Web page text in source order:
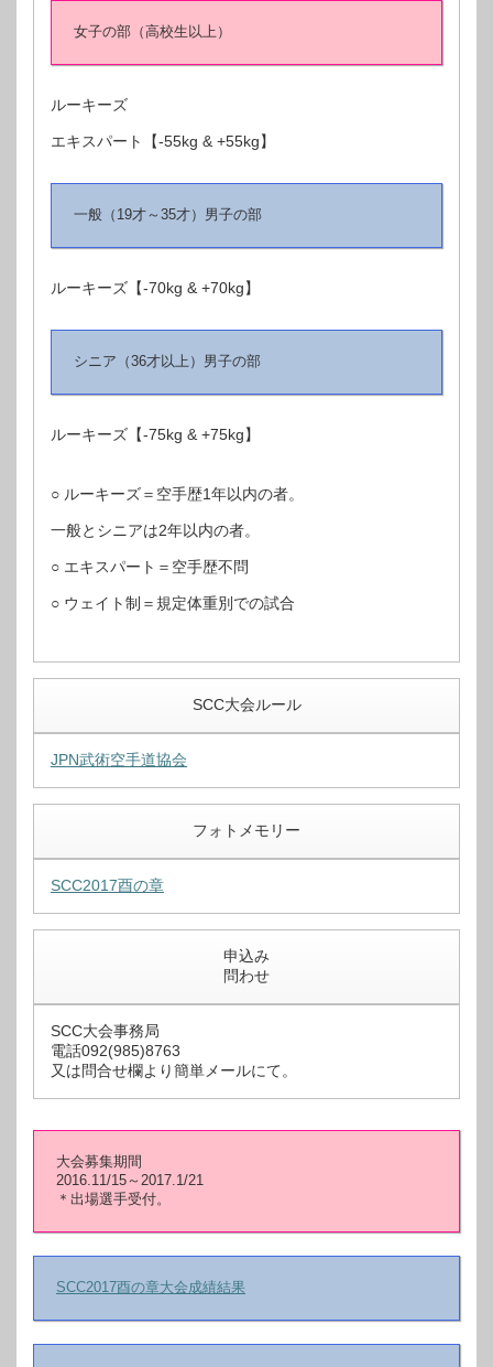
女子の部（高校生以上）
ルーキーズ
エキスパート【-55kg & +55kg】
一般（19才～35才）男子の部
ルーキーズ【-70kg & +70kg】
シニア（36才以上）男子の部
ルーキーズ【-75kg & +75kg】
○ ルーキーズ＝空手歴1年以内の者。
一般とシニアは2年以内の者。
○ エキスパート＝空手歴不問
○ ウェイト制＝規定体重別での試合
SCC大会ルール
JPN武術空手道協会
フォトメモリー
SCC2017酉の章
申込み
問わせ
SCC大会事務局
電話092(985)8763
又は問合せ欄より簡単メールにて。
大会募集期間
2016.11/15～2017.1/21
＊出場選手受付。
SCC2017酉の章大会成績結果